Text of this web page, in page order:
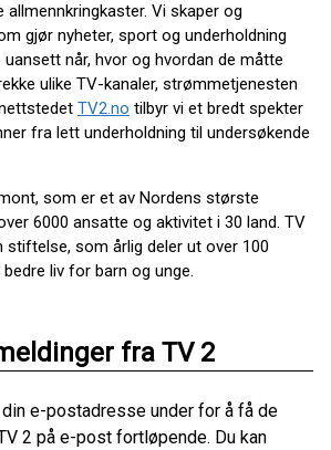
Vi skaper og
gjør nyheter, sport og underholdning
når, hvor og hvordan de måtte
ulike TV-kanaler, strømmetjenesten
TV2.no tilbyr vi et bredt spekter
fra lett underholdning til undersøkende
som er et av Nordens største
6000 ansatte og aktivitet i 30 land. TV
stiftelse, som årlig deler ut over 100
liv for barn og unge.
fra TV 2
e-postadresse under for å få de
2 på e-post fortløpende. Du kan